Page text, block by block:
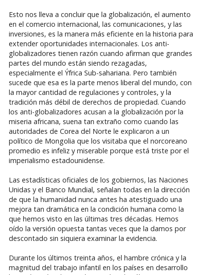
Esto nos lleva a concluir que la globalización, el aumento
en el comercio internacional, las comunicaciones, y las
inversiones, es la manera más eficiente en la historia para
extender oportunidades internacionales. Los anti-
globalizadores tienen razón cuando afirman que grandes
partes del mundo están siendo rezagadas,
especialmente el Ýfrica Sub-sahariana. Pero también
sucede que esa es la parte menos liberal del mundo, con
la mayor cantidad de regulaciones y controles, y la
tradición más débil de derechos de propiedad. Cuando
los anti-globalizadores acusan a la globalización por la
miseria africana, suena tan extraño como cuando las
autoridades de Corea del Norte le explicaron a un
político de Mongolia que los visitaba que el norcoreano
promedio es infeliz y miserable porque está triste por el
imperialismo estadounidense.
Las estadísticas oficiales de los gobiernos, las Naciones
Unidas y el Banco Mundial, señalan todas en la dirección
de que la humanidad nunca antes ha atestiguado una
mejora tan dramática en la condición humana como la
que hemos visto en las últimas tres décadas. Hemos
oído la versión opuesta tantas veces que la damos por
descontado sin siquiera examinar la evidencia.
Durante los últimos treinta años, el hambre crónica y la
magnitud del trabajo infantil en los países en desarrollo